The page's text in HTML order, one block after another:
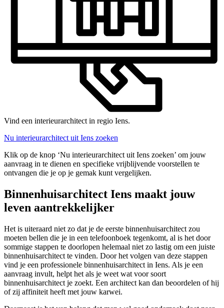
Vind een interieurarchitect in regio Iens.
Nu interieurarchitect uit Iens zoeken
Klik op de knop ‘Nu interieurarchitect uit Iens zoeken’ om jouw
aanvraag in te dienen en specifieke vrijblijvende voorstellen te
ontvangen die je op je gemak kunt vergelijken.
Binnenhuisarchitect Iens maakt jouw
leven aantrekkelijker
Het is uiteraard niet zo dat je de eerste binnenhuisarchitect zou
moeten bellen die je in een telefoonboek tegenkomt, al is het door
sommige stappen te doorlopen helemaal niet zo lastig om een juiste
binnenhuisarchitect te vinden. Door het volgen van deze stappen
vind je een professionele binnenhuisarchitect in Iens. Als je een
aanvraag invult, helpt het als je weet wat voor soort
binnenhuisarchitect je zoekt. Een architect kan dan beoordelen of hij
of zij affiniteit heeft met jouw karwei.